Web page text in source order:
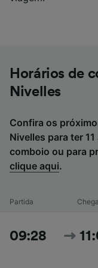
Horários de
Nivelles
Confira os
Nivelles para ter
comboio ou para
clique aqui.
Partida
09:28